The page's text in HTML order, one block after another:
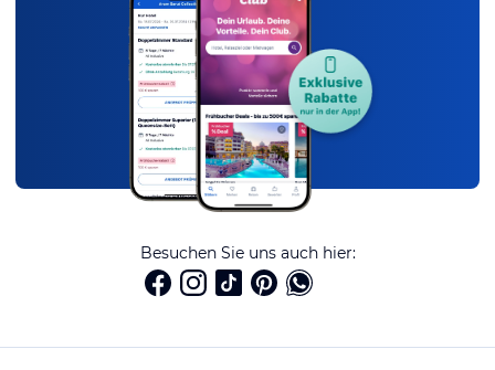
Besuchen Sie uns auch hier: